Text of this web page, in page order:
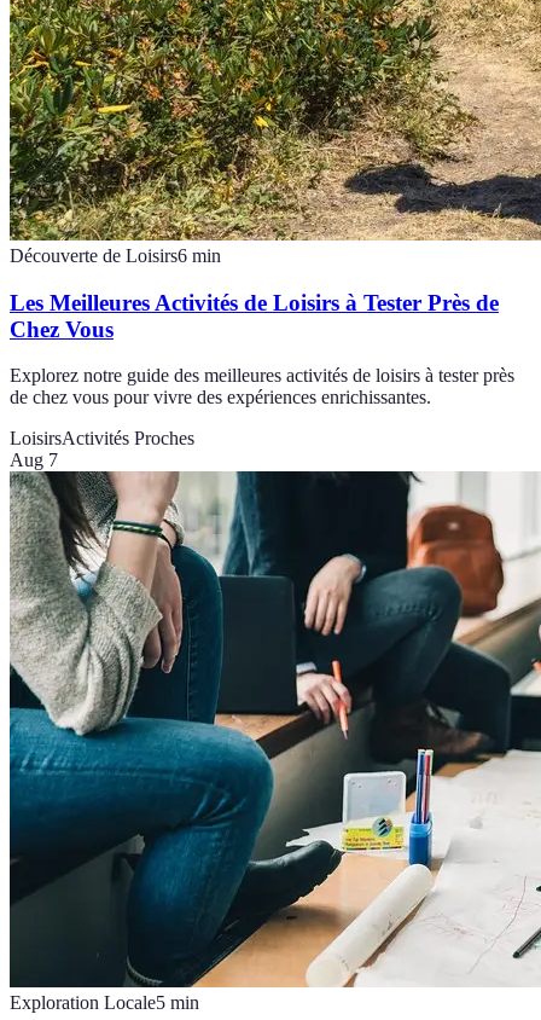
Découverte de Loisirs6 min
Les Meilleures Activités de Loisirs à Tester Près de
Chez Vous
Explorez notre guide des meilleures activités de loisirs à tester près
de chez vous pour vivre des expériences enrichissantes.
LoisirsActivités Proches
Aug 7
Exploration Locale5 min